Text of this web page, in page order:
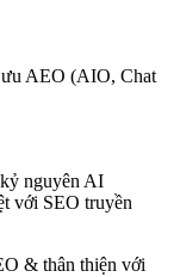
AEO (AIO, Chat
nguyên AI
với SEO truyền
& thân thiện với